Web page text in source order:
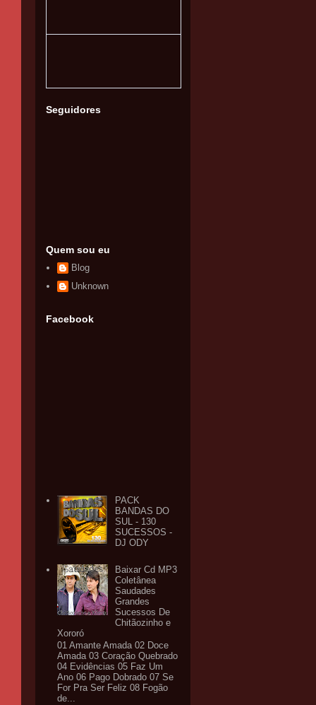
Seguidores
Quem sou eu
Blog
Unknown
Facebook
PACK
BANDAS DO
SUL - 130
SUCESSOS -
DJ ODY
Baixar Cd MP3
Coletânea
Saudades
Grandes
Sucessos De
Chitãozinho e
Xororó
01 Amante Amada 02 Doce
Amada 03 Coração Quebrado
04 Evidências 05 Faz Um
Ano 06 Pago Dobrado 07 Se
For Pra Ser Feliz 08 Fogão
de...